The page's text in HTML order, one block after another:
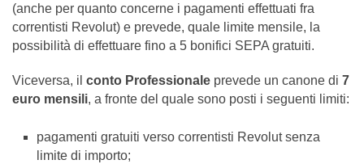
(anche per quanto concerne i pagamenti effettuati fra
correntisti Revolut) e prevede, quale limite mensile, la
possibilità di effettuare fino a 5 bonifici SEPA gratuiti.
Viceversa, il conto Professionale prevede un canone di 7
euro mensili, a fronte del quale sono posti i seguenti limiti:
pagamenti gratuiti verso correntisti Revolut senza
limite di importo;